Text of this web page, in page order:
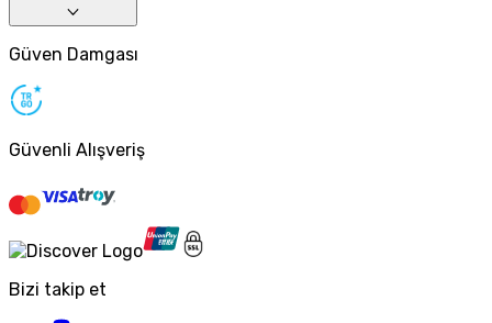
Güven Damgası
Güvenli Alışveriş
Bizi takip et